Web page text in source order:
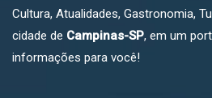
Cultura, Atualidades, Gastronomia,
cidade de Campinas-SP, em um
informações para você!